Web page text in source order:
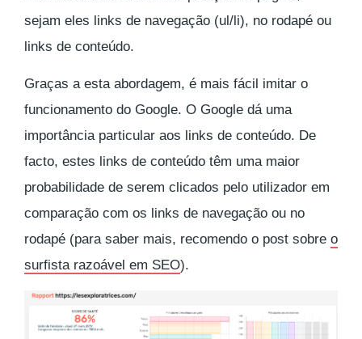
sejam eles links de navegação (ul/li), no rodapé ou
links de conteúdo.
Graças a esta abordagem, é mais fácil imitar o
funcionamento do Google. O Google dá uma
importância particular aos links de conteúdo. De
facto, estes links de conteúdo têm uma maior
probabilidade de serem clicados pelo utilizador em
comparação com os links de navegação ou no
rodapé (para saber mais, recomendo o post sobre o
surfista razoável em SEO).